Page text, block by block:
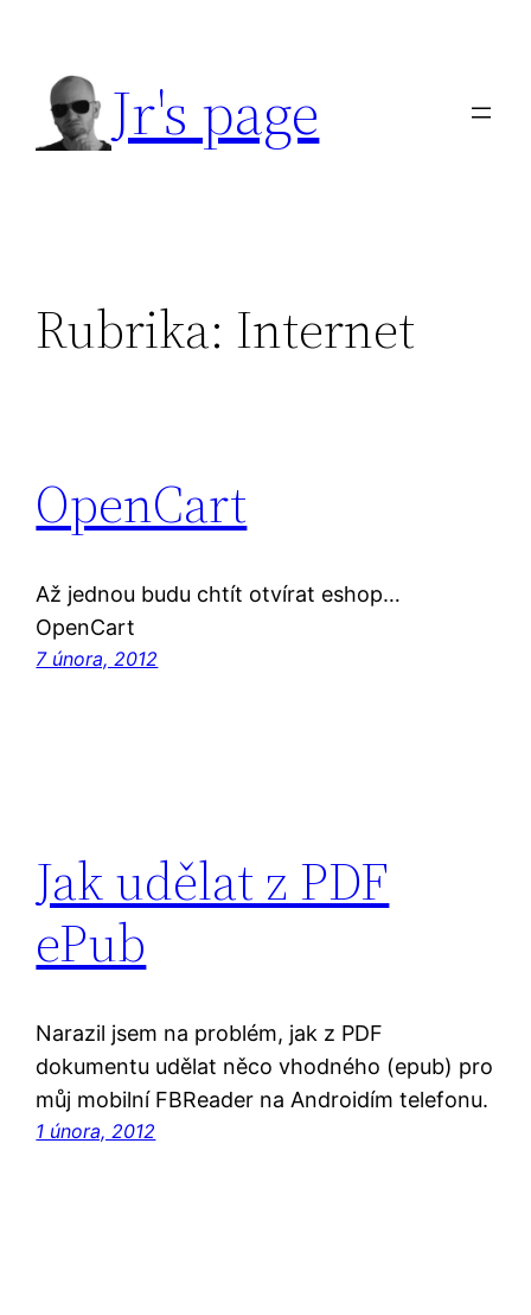
obsah
Jr's page
Rubrika: Internet
OpenCart
Až jednou budu chtít otvírat eshop…
OpenCart
7 února, 2012
Jak udělat z PDF
ePub
Narazil jsem na problém, jak z PDF
dokumentu udělat něco vhodného (epub) pro
můj mobilní FBReader na Androidím telefonu.
1 února, 2012